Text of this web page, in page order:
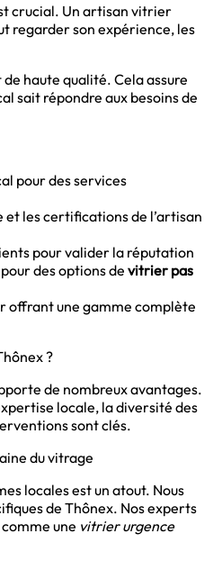
crucial. Un artisan vitrier
regarder son expérience, les
haute qualité. Cela assure
sait répondre aux besoins de
pour des services
et les certifications de l’artisan
pour valider la réputation
des options de vitrier pas
offrant une gamme complète
?
de nombreux avantages.
locale, la diversité des
sont clés.
du vitrage
locales est un atout. Nous
de Thônex. Nos experts
une vitrier urgence